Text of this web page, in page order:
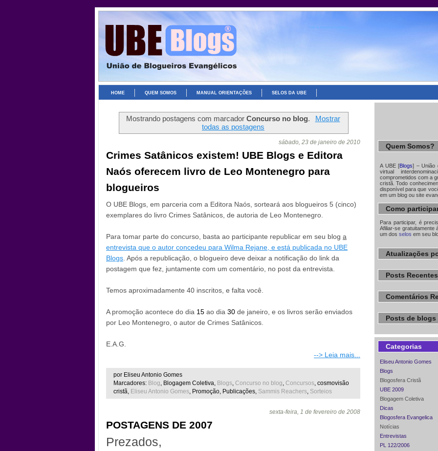
HOME QUEM SOMOS MANUAL ORIENTAÇÕES SELOS DA UBE
Mostrando postagens com marcadorConcurso no blog.
Mostrar
todas as postagens
sábado, 23 de janeiro de 2010
Crimes Satânicos existem! UBE Blogs e Editora
Naós oferecem livro de Leo Montenegro para
blogueiros
O UBE Blogs, em parceria com a Editora Naós, sorteará aos blogueiros 5 (cinco)
exemplares do livro Crimes Satânicos, de autoria de Leo Montenegro.
Para tomar parte do concurso, basta ao participante republicar em seu blog a
entrevista que o autor concedeu para Wilma Rejane, e está publicada no UBE
Blogs. Após a republicação, o blogueiro deve deixar a notificação do link da
postagem que fez, juntamente com um comentário, no post da entrevista.
Temos aproximadamente 40 inscritos, e falta você.
A promoção acontece do dia 15 ao dia 30 de janeiro, e os livros serão enviados
por Leo Montenegro, o autor de Crimes Satânicos.
E.A.G.
--> Leia mais...
por Eliseu Antonio Gomes
Marcadores: Blog, Blogagem Coletiva, Blogs, Concurso no blog, Concursos, cosmovisão
cristã, Eliseu Antonio Gomes, Promoção, Publicações, Sammis Reachers, Sorteios
sexta-feira, 1 de fevereiro de 2008
POSTAGENS DE 2007
Prezados,
Quem Somos?
A UBE [Blogs] – União
virtual
comprometidos com a
cristã. Todo
disponível para que
em um blog ou site
Como
Para participar, é
Afiliar-se gratuitamente
um dos selos em seu
Atualizações
Posts Recentes
Comentários
Posts de
Categorias
Eliseu Antonio Gomes
Blogs
Blogosfera Cristã
UBE 2009
Blogagem Coletiva
Dicas
Blogosfera Evangelica
Notícias
Entrevistas
PL 122/2006